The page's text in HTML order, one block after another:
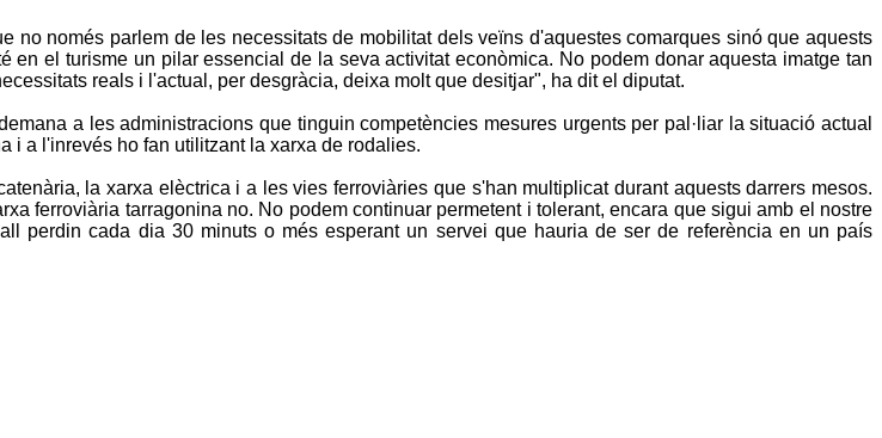
només parlem de les necessitats de mobilitat dels veïns d'aquestes comarques sinó que aquests
el turisme un pilar essencial de la seva activitat econòmica. No podem donar aquesta imatge tan
reals i l'actual, per desgràcia, deixa molt que desitjar", ha dit el diputat.
a les administracions que tinguin competències mesures urgents per pal·liar la situació actual
i a l'inrevés ho fan utilitzant la xarxa de rodalies.
la xarxa elèctrica i a les vies ferroviàries que s'han multiplicat durant aquests darrers mesos.
ferroviària tarragonina no. No podem continuar permetent i tolerant, encara que sigui amb el nostre
perdin cada dia 30 minuts o més esperant un servei que hauria de ser de referència en un país